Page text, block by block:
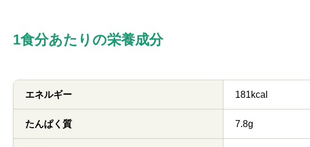
1食分あたりの栄養成分
エネルギー 181kcal
たんぱく質 7.8g